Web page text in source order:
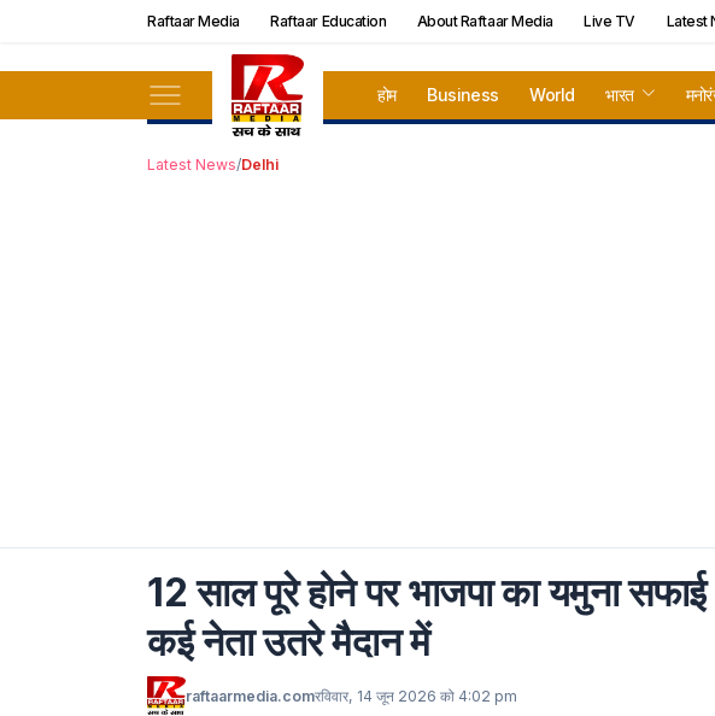
Raftaar Media Raftaar Education About Raftaar Media Live TV Latest
होम Business World भारत
Latest News/Delhi
12 साल पूरे होने पर भाजपा का यमुना
कई नेता उतरे मैदान में
raftaarmedia.comरविवार, 14 जून 2026 को 4:02 pm